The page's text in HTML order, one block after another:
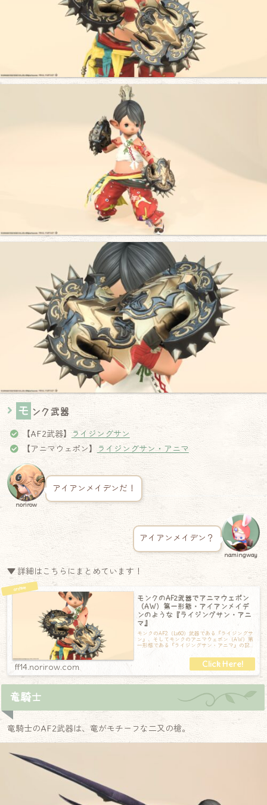
モ ンク武器
【AF2武器】
ライジングサン
【アニマウェポン】
ライジングサン・アニマ
norirow
アイアンメイデンだ！
アイアンメイデン？
namingway
▼ 詳細はこちらにまとめています！
モンクのAF2武器でアニマウェポン
（AW）第一形態・アイアンメイデ
ンのような『ライジングサン・アニ
マ』
モンクのAF2（Lv60）武器である『ライジングサ
ン』、そしてモンクのアニマウェポン（AW）第
一形態である『ライジングサン・アニマ』の記
ff14.norirow.com
竜騎士
竜騎士のAF2武器は、竜がモチーフな二又の槍。